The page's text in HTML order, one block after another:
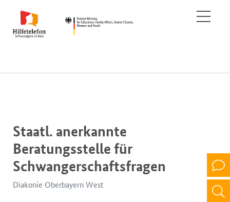
Staatl. anerkannte
Beratungsstelle für
Schwangerschaftsfragen
Diakonie Oberbayern West